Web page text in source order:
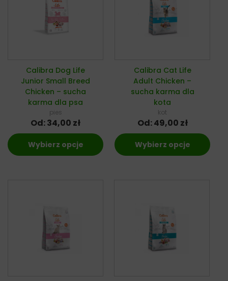
Calibra Dog Life
Junior Small Breed
Chicken – sucha
karma dla psa
pies
Od:34,00 zł
Wybierz opcje
Calibra Cat Life
Adult Chicken –
sucha karma dla
kota
kot
Od:49,00 zł
Wybierz opcje